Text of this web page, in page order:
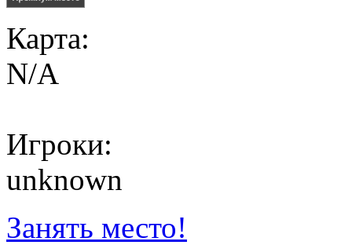
Карта:
N/A
Игроки:
unknown
Занять место!